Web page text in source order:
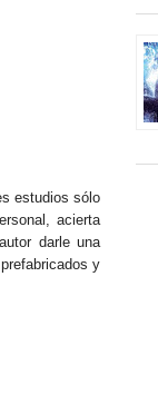
estudios sólo
acierta
darle una
y